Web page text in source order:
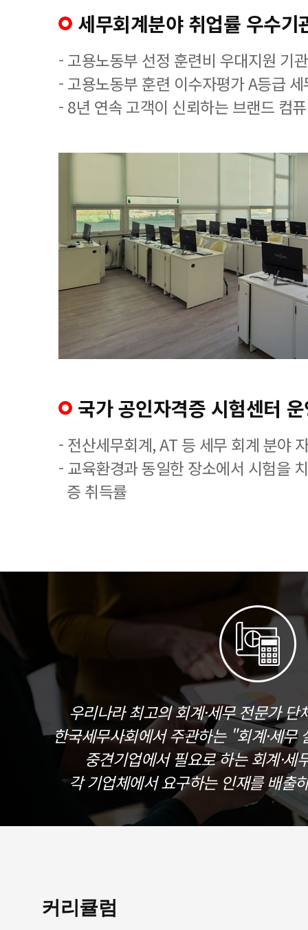
세무회계분야 취업률 우수기
- 고용노동부 선정 훈련비 우대지원 기관
- 고용노동부 훈련 이수자평가 A등급
- 8년 연속 고객이 신뢰하는 브랜드 컴
국가 공인자격증 시험센터
- 전산세무회계, AT 등 세무 회계 분야
- 교육환경과 동일한 장소에서 시험을
증 취득률
우리나라 최고의 회계·세무 전문가
한국세무사회에서 주관하는 "회계·세무
중견기업에서 필요로 하는 회계·세
각 기업체에서 요구하는 인재를 배출
커리큘럼